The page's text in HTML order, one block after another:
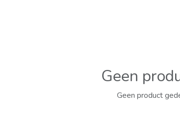
Geen
Geen product